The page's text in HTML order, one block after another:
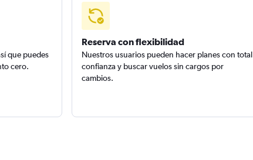
que puedes
cero.
Reserva con flexibilidad
Nuestros usuarios pueden hacer planes con total
confianza y buscar vuelos sin cargos por
cambios.